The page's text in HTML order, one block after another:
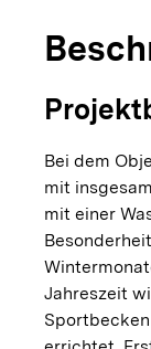
Bei dem
mit
mit einer
Jahreszeit